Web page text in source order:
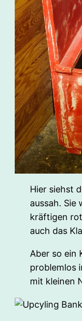
Hier siehst
aussah. Sie
kräftigen
auch das
Aber so ein
problemlos
mit kleinen